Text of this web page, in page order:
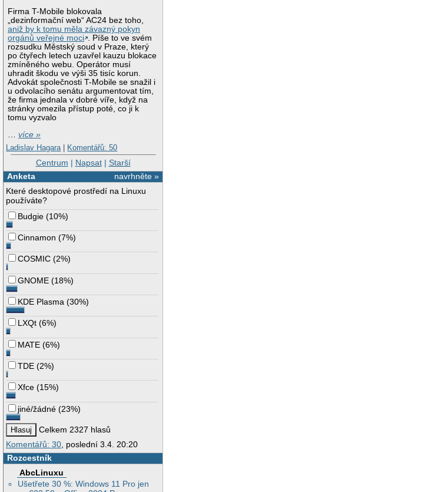
Firma T-Mobile blokovala
„dezinformační web“ AC24 bez toho,
aniž by k tomu měla závazný pokyn
orgánů veřejné moci . Píše to ve svém
rozsudku Městský soud v Praze, který
po čtyřech letech uzavřel kauzu blokace
zmíněného webu. Operátor musí
uhradit škodu ve výši 35 tisíc korun.
Advokát společnosti T-Mobile se snažil i
u odvolacího senátu argumentovat tím,
že firma jednala v dobré víře, když na
stránky omezila přístup poté, co ji k
tomu vyzvalo
…více »
Ladislav Hagara | Komentářů: 50
Centrum | Napsat| Starší
navrhněte »
Anketa
Které desktopové prostředí na Linuxu
používáte?
Budgie (10%)
Cinnamon (7%)
COSMIC (2%)
GNOME (18%)
KDE Plasma (30%)
LXQt (6%)
MATE (6%)
TDE (2%)
Xfce (15%)
jiné/žádné (23%)
Celkem 2327 hlasů
Komentářů: 30, poslední 3.4. 20:20
Rozcestník
AbcLinuxu
Ušetřete 30 %: Windows 11 Pro jen